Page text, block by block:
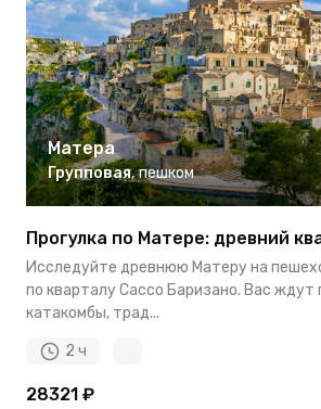
Матера
Групповая, пешком
Прогулка по Матере: древний
Исследуйте древнюю Матеру на
по кварталу Сассо Баризано. Вас ждут
катакомбы, трад...
2 ч
28321 ₽